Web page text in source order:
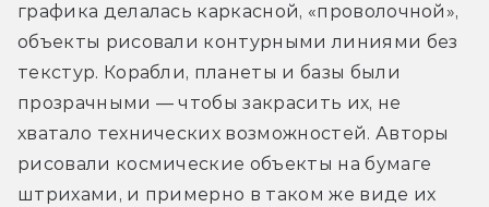
графика делалась каркасной, «проволочной»,
объекты рисовали контурными линиями без
текстур. Корабли, планеты и базы были
прозрачными — чтобы закрасить их, не
хватало технических возможностей. Авторы
рисовали космические объекты на бумаге
штрихами, и примерно в таком же виде их